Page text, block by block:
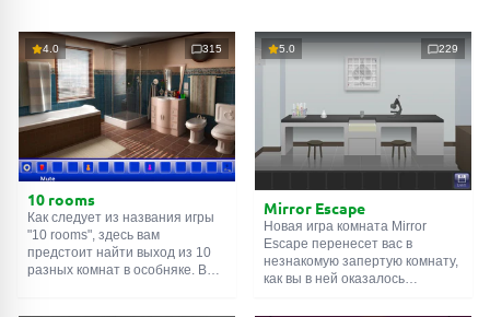
4.0 315
10 rooms
Как следует из названия игры
"10 rooms", здесь вам
предстоит найти выход из 10
разных комнат в особняке. В
5.0 229
Mirror Escape
Новая игра комната Mirror
Escape перенесет вас в
незнакомую запертую комнату,
как вы в ней оказалось
смекалки попробуйте решить